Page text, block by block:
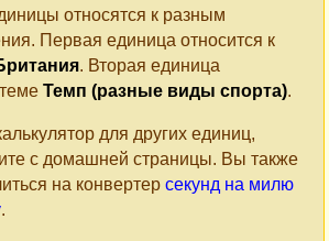
относятся к разным
Первая единица относится к
. Вторая единица
Темп (разные виды спорта).
для других единиц,
с домашней страницы. Вы также
на конвертер секунд на милю
.